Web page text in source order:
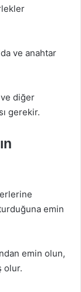
ve anahtar
diğer
gerekir.
emin
emin olun,
olur.